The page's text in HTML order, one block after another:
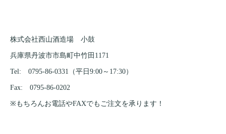
株式会社西山酒造場 小鼓
兵庫県丹波市市島町中竹田1171
Tel: 0795-86-0331（平日9:00～17:30）
Fax: 0795-86-0202
※もちろんお電話やFAXでもご注文を承ります！